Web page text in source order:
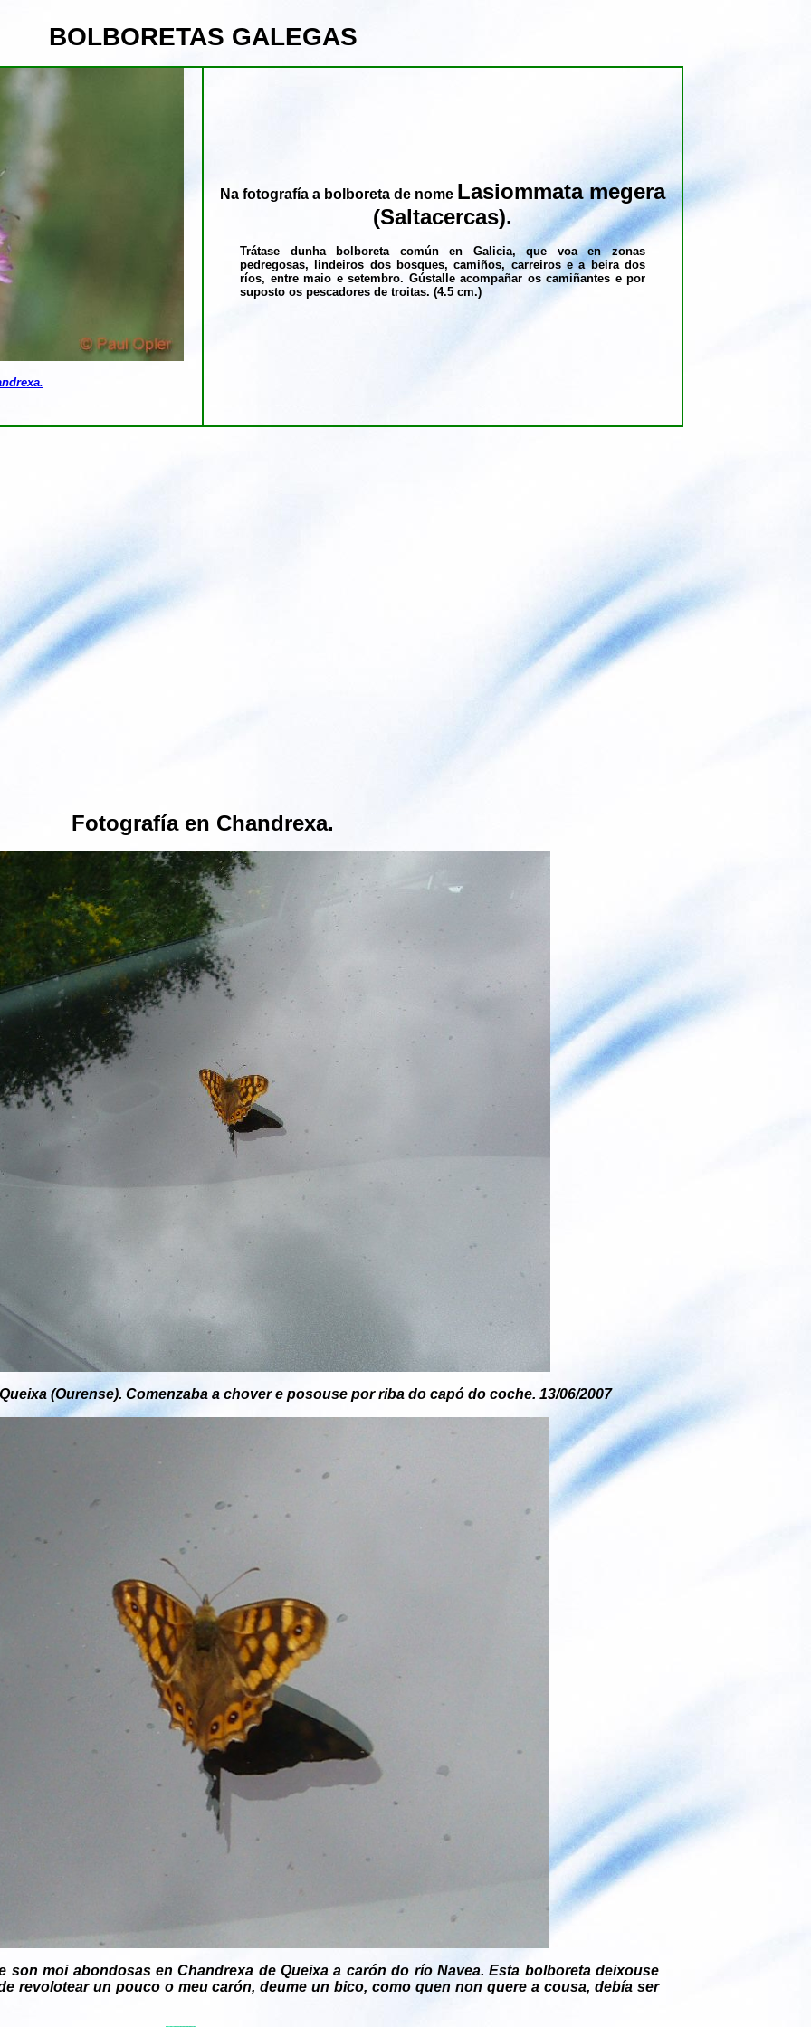
BOLBORETAS GALEGAS
Na fotografía a bolboreta de nome Lasiommata megera
(Saltacercas).
Trátase dunha bolboreta común en Galicia, que voa en zonas
pedregosas, lindeiros dos bosques, camiños, carreiros e a beira dos
ríos, entre maio e setembro. Gústalle acompañar os camiñantes e por
suposto os pescadores de troitas. (4.5 cm.)
Fotografía en Chandrexa.
(Ourense). Comenzaba a chover e posouse por riba do capó do coche. 13/06/2007
son moi abondosas en Chandrexa de Queixa a carón do río Navea. Esta bolboreta deixouse
revolotear un pouco o meu carón, deume un bico, como quen non quere a cousa, debía ser